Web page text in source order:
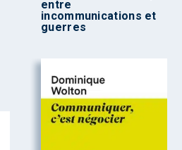
entre
incommunications et
guerres